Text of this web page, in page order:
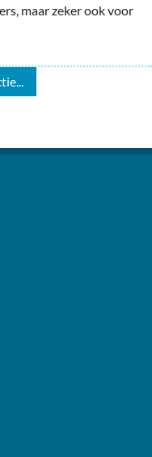
maar zeker ook voor